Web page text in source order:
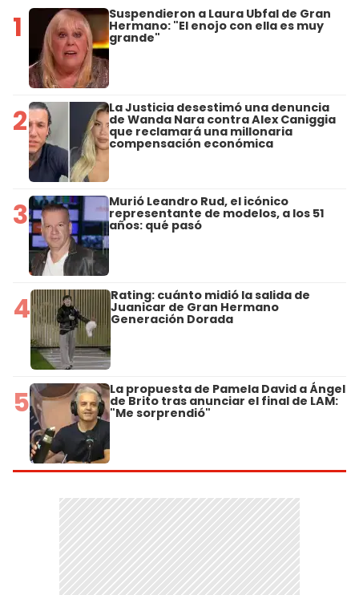
1 Suspendieron a Laura Ubfal de Gran
Hermano: "El enojo con ella es muy
grande"
2 La Justicia desestimó una denuncia
de Wanda Nara contra Alex Caniggia
que reclamará una millonaria
compensación económica
3 Murió Leandro Rud, el icónico
representante de modelos, a los 51
años: qué pasó
4 Rating: cuánto midió la salida de
Juanicar de Gran Hermano
Generación Dorada
5 La propuesta de Pamela David a Ángel
de Brito tras anunciar el final de LAM:
"Me sorprendió"